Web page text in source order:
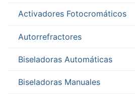
Activadores Fotocromáticos
Autorrefractores
Biseladoras Automáticas
Biseladoras Manuales